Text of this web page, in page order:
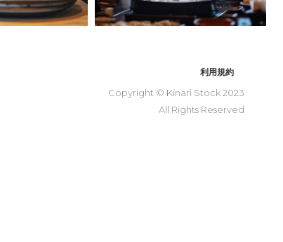
利用規約
Copyright © Kinari Stock 2023
All Rights Reserved